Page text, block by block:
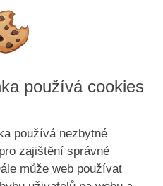
používá cookies
používá nezbytné
zajištění správné
může web používat